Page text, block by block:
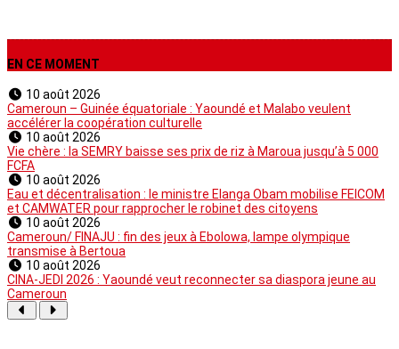
EN CE MOMENT
10 août 2026
Cameroun – Guinée équatoriale : Yaoundé et Malabo veulent
accélérer la coopération culturelle
10 août 2026
Vie chère : la SEMRY baisse ses prix de riz à Maroua jusqu’à 5 000
FCFA
10 août 2026
Eau et décentralisation : le ministre Elanga Obam mobilise FEICOM
et CAMWATER pour rapprocher le robinet des citoyens
10 août 2026
Cameroun/ FINAJU : fin des jeux à Ebolowa, lampe olympique
transmise à Bertoua
10 août 2026
CINA-JEDI 2026 : Yaoundé veut reconnecter sa diaspora jeune au
Cameroun